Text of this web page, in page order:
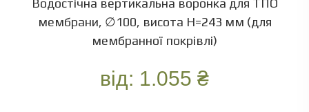
Водостічна вертикальна воронка для ТПО
мембрани, ∅100, висота Н=243 мм (для
мембранної покрівлі)
від: 1.055 ₴